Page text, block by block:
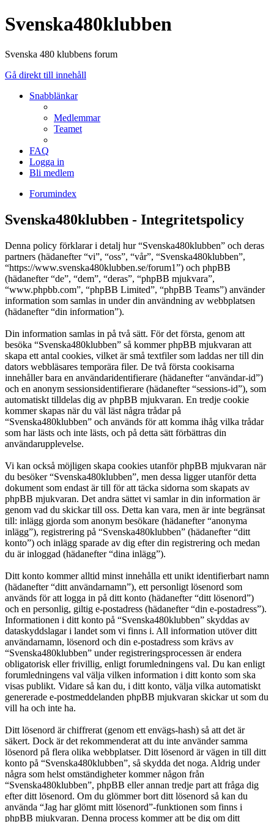
Svenska480klubben
Svenska 480 klubbens forum
Gå direkt till innehåll
Snabblänkar
Medlemmar
Teamet
FAQ
Logga in
Bli medlem
Forumindex
Svenska480klubben - Integritetspolicy
Denna policy förklarar i detalj hur “Svenska480klubben” och deras
partners (hädanefter “vi”, “oss”, “vår”, “Svenska480klubben”,
“https://www.svenska480klubben.se/forum1”) och phpBB
(hädanefter “de”, “dem”, “deras”, “phpBB mjukvara”,
“www.phpbb.com”, “phpBB Limited”, “phpBB Teams”) använder
information som samlas in under din användning av webbplatsen
(hädanefter “din information”).
Din information samlas in på två sätt. För det första, genom att
besöka “Svenska480klubben” så kommer phpBB mjukvaran att
skapa ett antal cookies, vilket är små textfiler som laddas ner till din
dators webbläsares temporära filer. De två första cookisarna
innehåller bara en användaridentifierare (hädanefter “användar-id”)
och en anonym sessionsidentifierare (hädanefter “sessions-id”), som
automatiskt tilldelas dig av phpBB mjukvaran. En tredje cookie
kommer skapas när du väl läst några trådar på
“Svenska480klubben” och används för att komma ihåg vilka trådar
som har lästs och inte lästs, och på detta sätt förbättras din
användarupplevelse.
Vi kan också möjligen skapa cookies utanför phpBB mjukvaran när
du besöker “Svenska480klubben”, men dessa ligger utanför detta
dokument som endast är till för att täcka sidorna som skapats av
phpBB mjukvaran. Det andra sättet vi samlar in din information är
genom vad du skickar till oss. Detta kan vara, men är inte begränsat
till: inlägg gjorda som anonym besökare (hädanefter “anonyma
inlägg”), registrering på “Svenska480klubben” (hädanefter “ditt
konto”) och inlägg sparade av dig efter din registrering och medan
du är inloggad (hädanefter “dina inlägg”).
Ditt konto kommer alltid minst innehålla ett unikt identifierbart namn
(hädanefter “ditt användarnamn”), ett personligt lösenord som
används för att logga in på ditt konto (hädanefter “ditt lösenord”)
och en personlig, giltig e-postadress (hädanefter “din e-postadress”).
Informationen i ditt konto på “Svenska480klubben” skyddas av
dataskyddslagar i landet som vi finns i. All information utöver ditt
användarnamn, lösenord och din e-postadress som krävs av
“Svenska480klubben” under registreringsprocessen är endera
obligatorisk eller frivillig, enligt forumledningens val. Du kan enligt
forumledningens val välja vilken information i ditt konto som ska
visas publikt. Vidare så kan du, i ditt konto, välja vilka automatiskt
genererade e-postmeddelanden phpBB mjukvaran skickar ut som du
vill ha och inte ha.
Ditt lösenord är chiffrerat (genom ett envägs-hash) så att det är
säkert. Dock är det rekommenderat att du inte använder samma
lösenord på flera olika webbplatser. Ditt lösenord är vägen in till ditt
konto på “Svenska480klubben”, så skydda det noga. Aldrig under
några som helst omständigheter kommer någon från
“Svenska480klubben”, phpBB eller annan tredje part att fråga dig
efter ditt lösenord. Om du glömmer bort ditt lösenord så kan du
använda “Jag har glömt mitt lösenord”-funktionen som finns i
phpBB mjukvaran. Denna process kommer att be dig om ditt